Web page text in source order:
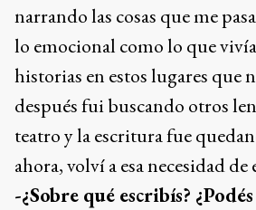
narrando las cosas que me
lo emocional como lo que
historias en estos lugares que
después fui buscando otros
teatro y la escritura fue
ahora, volví a esa necesidad
-¿Sobre qué escribís?